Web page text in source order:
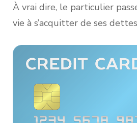
À vrai dire, le particulier
vie à s’acquitter de ses